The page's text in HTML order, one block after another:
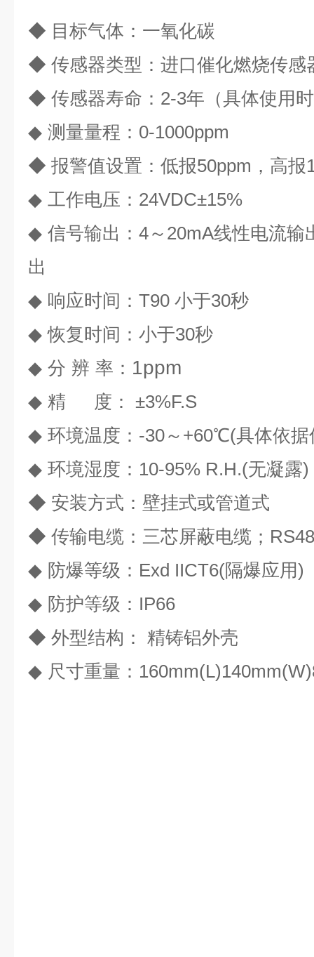
◆ 目标气体：一氧化碳
◆ 传感器类型：进口催化燃烧传感
◆ 传感器寿命：2-3年（具体使用
◆ 测量量程： 0-1000ppm
◆ 报警值设置：低报50ppm，高报
◆ 工作电压： 24VDC±15%
◆ 信号输出： 4～ 20mA线性电流输
出
◆ 响应时间： T90 小于30秒
◆ 恢复时间：小于30秒
◆ 分 辨 率： 1ppm
◆ 精 度： ±3%F.S
◆ 环境温度： -30～ +60℃(具体依
◆ 环境湿度： 10-95% R.H.(无凝露)
◆ 安装方式：壁挂式或管道式
◆ 传输电缆：三芯屏蔽电缆；
◆ 防爆等级： Exd IICT6(隔爆应用)
◆ 防护等级： IP66
◆ 外型结构： 精铸铝外壳
◆ 尺寸重量：